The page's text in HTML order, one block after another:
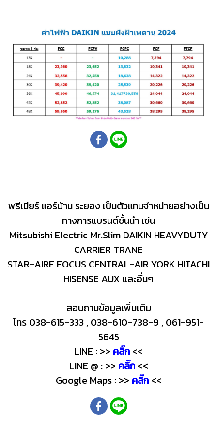
พรีเมียร์ แอร์บ้าน ระยอง เป็นตัวแทนจำหน่ายอย่างเป็น
ทางการแบรนด์ชั้นนำ เช่น
Mitsubishi Electric Mr.Slim DAIKIN HEAVYDUTY
CARRIER TRANE
STAR-AIRE FOCUS CENTRAL-AIR YORK HITACHI
HISENSE AUX และอื่นๆ
สอบถามข้อมูลเพิ่มเติม
โทร 038-615-333 , 038-610-738-9 , 061-951-
5645
LINE : >> คลิ๊ก <<
LINE @ : >> คลิ๊ก<<
Google Maps : >> คลิ๊ก<<